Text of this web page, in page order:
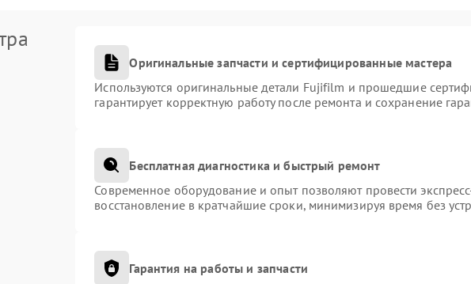
Оригинальные запчасти и сертифицированные мастера
Используются оригинальные детали Fujifilm и прошедшие
гарантирует корректную работу после ремонта и сохранение
Бесплатная диагностика и быстрый ремонт
Современное оборудование и опыт позволяют провести
восстановление в кратчайшие сроки, минимизируя время без
Гарантия на работы и запчасти